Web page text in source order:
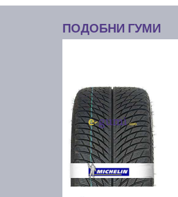
ПОДОБНИ ГУМИ